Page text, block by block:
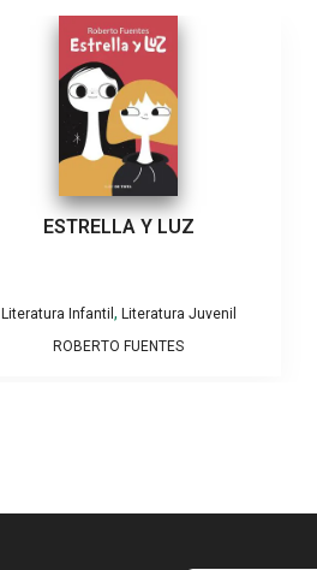
ESTRELLA Y LUZ
Literatura Infantil , Literatura Juvenil
ROBERTO FUENTES